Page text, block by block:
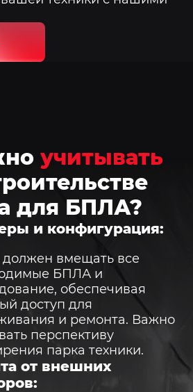
учитывать
для БПЛА?
и конфигурация:
должен вмещать все
БПЛА и
обеспечивая
доступ для
и ремонта. Важно
перспективу
парка техники.
от внешних